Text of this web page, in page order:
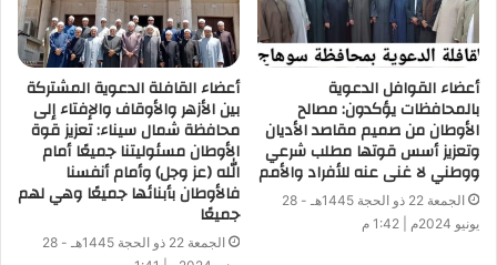
أعضاء القوافل الدعوية
بالمحافظات يؤكدون: مصالح
الأوطان من صميم مقاصد الأديان
وتعزيز أسس قوتها مطلب شرعي
ووطني لا غنى عنه للأفراد والأمم
الجمعة 22 ذو الحجة 1445هـ - 28
يونيو 2024م | 1:42 م
أعضاء القافلة الدعوية المشتركة
بين الأزهر والأوقاف والإفتاء إلى
محافظة شمال سيناء: تعزيز قوة
الأوطان مسئوليتنا جميعًا أمام
الله (عز وجل) وأمام أنفسنا
فالأوطان بأبنائها جميعًا وهي لهم
جميعًا
الجمعة 22 ذو الحجة 1445هـ - 28